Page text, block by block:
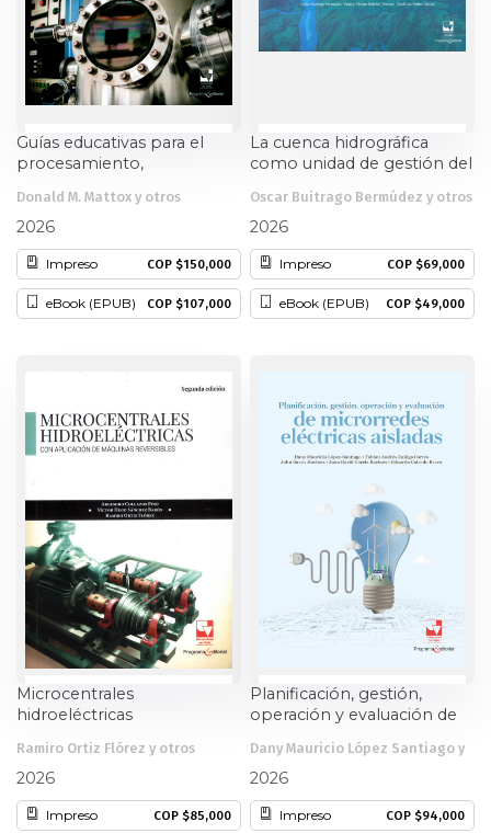
Conflicto Armado
Construcción de paz
Derecho
Desarrollo
Diseño
Economía
Estudios culturales
Estudios regionales
Ética
Filosofía
Finanzas
Física
Género
Guías educativas para el
procesamiento,
aplicaciones de
recubrimientos-capas
delgadas
Donald M. Mattox y otros
2026
Impreso COP $150,000
eBook (EPUB) COP $107,000
La cuenca hidrográfica
como unidad de gestión del
Oscar Buitrago Bermúdez y otros
2026
Impreso COP $69,000
eBook (EPUB) COP $49,000
Microcentrales
hidroeléctricas
Ramiro Ortiz Flórez y otros
2026
Impreso COP $85,000
Planificación, gestión,
operación y evaluación de
aisladas
Dany Mauricio López Santiago y
2026
Impreso COP $94,000